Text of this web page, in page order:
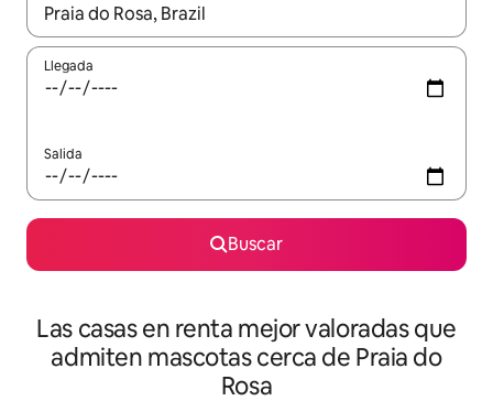
Cuando los resultados estén disponibles, podrás navegar
Llegada
Salida
Buscar
Las casas en renta mejor valoradas que
admiten mascotas cerca de Praia do
Rosa